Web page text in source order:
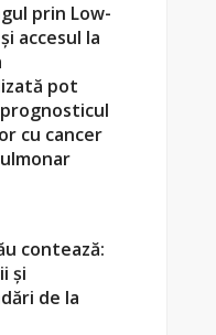
prin Low-
accesul la
pot
cu cancer
contează:
și
de la